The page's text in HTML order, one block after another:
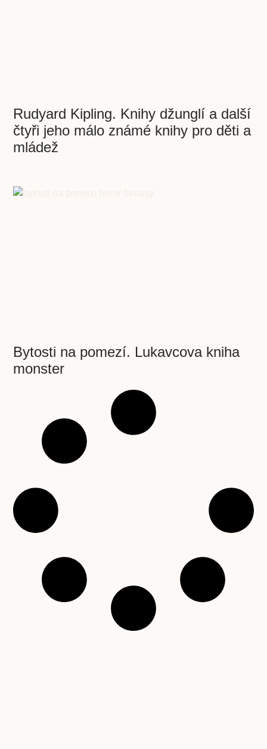
Rudyard Kipling. Knihy džunglí a další
čtyři jeho málo známé knihy pro děti a
mládež
Bytosti na pomezí. Lukavcova kniha
monster